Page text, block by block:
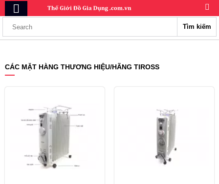
Tìm kiếm
CÁC MẶT HÀNG THƯƠNG HIỆU/HÃNG TIROSS